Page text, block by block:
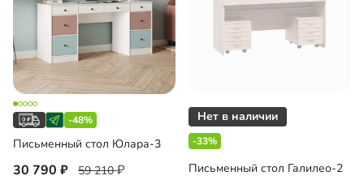
-48%
Письменный стол Юлара-3
30 790 59 210
-33%
Письменный стол Галилео-2